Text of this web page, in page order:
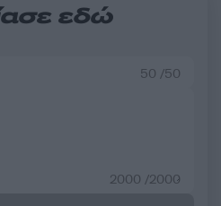
εδώ
50 /50
2000 /2000